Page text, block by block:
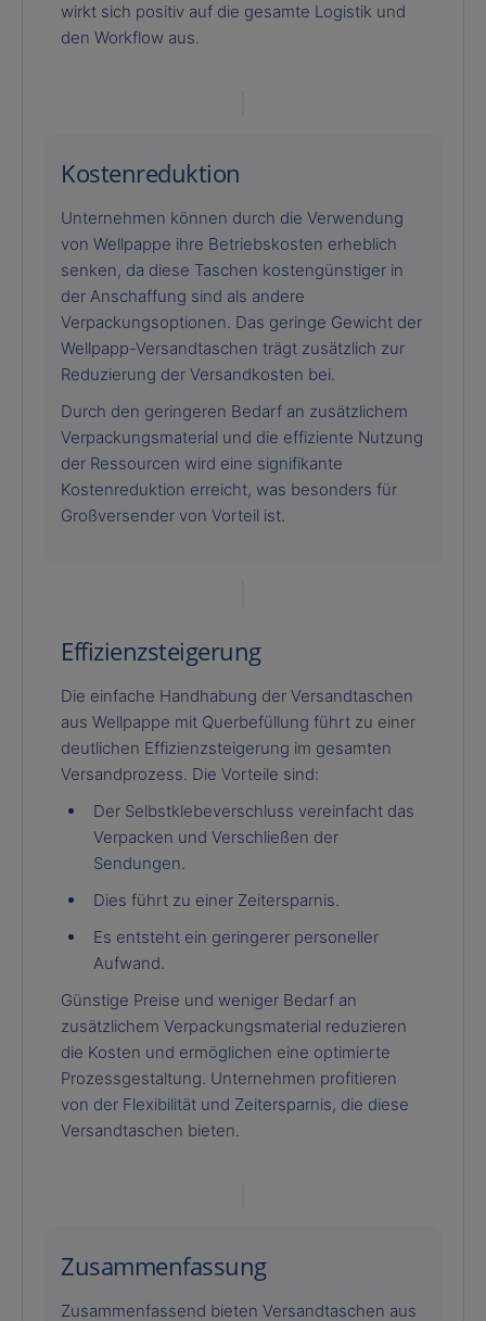
wirkt sich positiv auf die gesamte Logistik und
den Workflow aus.
Kostenreduktion
Unternehmen können durch die Verwendung
von Wellpappe ihre Betriebskosten erheblich
senken, da diese Taschen kostengünstiger in
der Anschaffung sind als andere
Verpackungsoptionen. Das geringe Gewicht der
Wellpapp-Versandtaschen trägt zusätzlich zur
Reduzierung der Versandkosten bei.
Durch den geringeren Bedarf an zusätzlichem
Verpackungsmaterial und die effiziente Nutzung
der Ressourcen wird eine signifikante
Kostenreduktion erreicht, was besonders für
Großversender von Vorteil ist.
Effizienzsteigerung
Die einfache Handhabung der Versandtaschen
aus Wellpappe mit Querbefüllung führt zu einer
deutlichen Effizienzsteigerung im gesamten
Versandprozess. Die Vorteile sind:
Der Selbstklebeverschluss vereinfacht das
Verpacken und Verschließen der
Sendungen.
Dies führt zu einer Zeitersparnis.
Es entsteht ein geringerer personeller
Aufwand.
Günstige Preise und weniger Bedarf an
zusätzlichem Verpackungsmaterial reduzieren
die Kosten und ermöglichen eine optimierte
Prozessgestaltung. Unternehmen profitieren
von der Flexibilität und Zeitersparnis, die diese
Versandtaschen bieten.
Zusammenfassung
Zusammenfassend bieten Versandtaschen aus